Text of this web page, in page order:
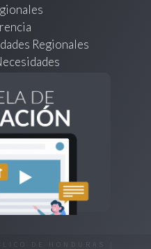
Regionales
DE HONDURAS |